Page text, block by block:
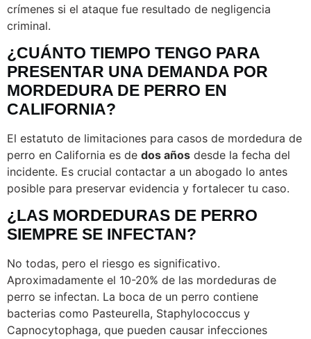
crímenes si el ataque fue resultado de negligencia
criminal.
¿CUÁNTO TIEMPO TENGO PARA
PRESENTAR UNA DEMANDA POR
MORDEDURA DE PERRO EN
CALIFORNIA?
El estatuto de limitaciones para casos de mordedura de
perro en California es de dos años desde la fecha del
incidente. Es crucial contactar a un abogado lo antes
posible para preservar evidencia y fortalecer tu caso.
¿LAS MORDEDURAS DE PERRO
SIEMPRE SE INFECTAN?
No todas, pero el riesgo es significativo.
Aproximadamente el 10-20% de las mordeduras de
perro se infectan. La boca de un perro contiene
bacterias como Pasteurella, Staphylococcus y
Capnocytophaga, que pueden causar infecciones